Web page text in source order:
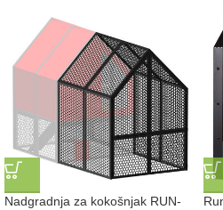
Nadgradnja za kokošnjak RUN-